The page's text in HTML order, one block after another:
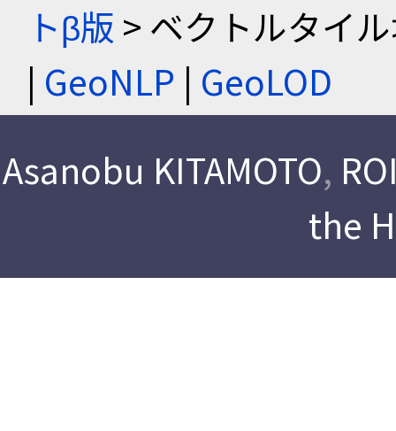
トβ版 > ベクトルタイ
| GeoNLP | GeoLOD
Asanobu KITAMOTO,
the